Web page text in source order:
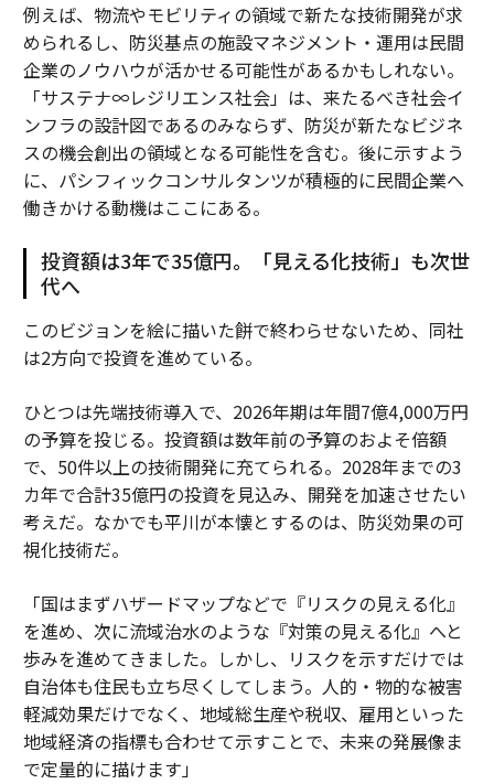
例えば、物流やモビリティの領域で新たな技術開発が求
められるし、防災基点の施設マネジメント・運用は民間
企業のノウハウが活かせる可能性があるかもしれない。
「サステナ∞レジリエンス社会」は、来たるべき社会イ
ンフラの設計図であるのみならず、防災が新たなビジネ
スの機会創出の領域となる可能性を含む。後に示すよう
に、パシフィックコンサルタンツが積極的に民間企業へ
働きかける動機はここにある。
投資額は3年で35億円。「見える化技術」も次世
代へ
このビジョンを絵に描いた餅で終わらせないため、同社
は2方向で投資を進めている。
ひとつは先端技術導入で、2026年期は年間7億4,000万円
の予算を投じる。投資額は数年前の予算のおよそ倍額
で、50件以上の技術開発に充てられる。2028年までの3
カ年で合計35億円の投資を見込み、開発を加速させたい
考えだ。なかでも平川が本懐とするのは、防災効果の可
視化技術だ。
「国はまずハザードマップなどで『リスクの見える化』
を進め、次に流域治水のような『対策の見える化』へと
歩みを進めてきました。しかし、リスクを示すだけでは
自治体も住民も立ち尽くしてしまう。人的・物的な被害
軽減効果だけでなく、地域総生産や税収、雇用といった
地域経済の指標も合わせて示すことで、未来の発展像ま
で定量的に描けます」